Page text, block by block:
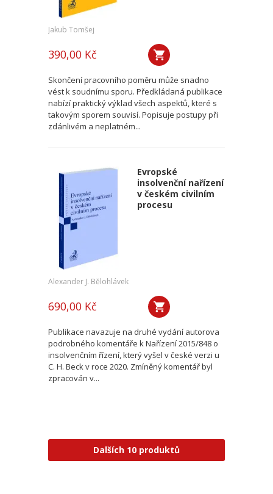
Jakub Tomšej
390,00 Kč
Skončení pracovního poměru může snadno
vést k soudnímu sporu. Předkládaná publikace
nabízí praktický výklad všech aspektů, které s
takovým sporem souvisí. Popisuje postupy při
zdánlivém a neplatném...
Evropské
insolvenční nařízení
v českém civilním
procesu
Alexander J. Bělohlávek
690,00 Kč
Publikace navazuje na druhé vydání autorova
podrobného komentáře k Nařízení 2015/848 o
insolvenčním řízení, který vyšel v české verzi u
C. H. Beck v roce 2020. Zmíněný komentář byl
zpracován v...
Dalších 10 produktů